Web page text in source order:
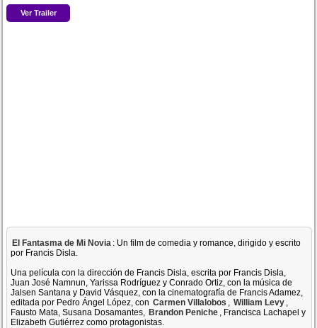
Ver Trailer
El Fantasma de Mi Novia : Un film de comedia y romance, dirigido y escrito
por Francis Disla.
Una película con la dirección de Francis Disla, escrita por Francis Disla,
Juan José Namnun, Yarissa Rodríguez y Conrado Ortiz, con la música de
Jalsen Santana y David Vásquez, con la cinematografía de Francis Adamez,
editada por Pedro Ángel López, con Carmen Villalobos , William Levy ,
Fausto Mata, Susana Dosamantes, Brandon Peniche , Francisca Lachapel y
Elizabeth Gutiérrez como protagonistas.